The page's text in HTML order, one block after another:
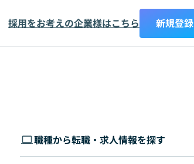
採用をお考えの企業様はこちら 新規登録
職種から転職・求人情報を探す